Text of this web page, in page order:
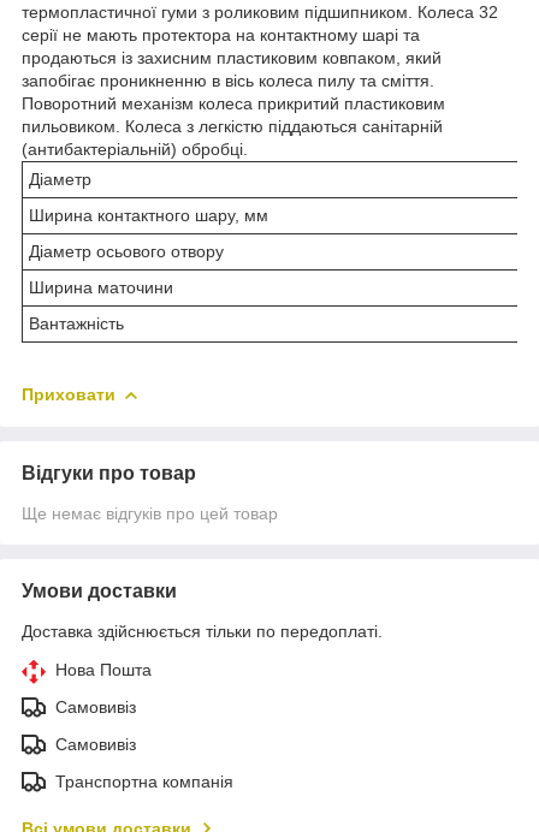
термопластичної гуми з роликовим підшипником. Колеса 32
серії не мають протектора на контактному шарі та
продаються із захисним пластиковим ковпаком, який
запобігає проникненню в вісь колеса пилу та сміття.
Поворотний механізм колеса прикритий пластиковим
пильовиком. Колеса з легкістю піддаються санітарній
(антибактеріальній) обробці.
Діаметр
Ширина контактного шару, мм
Діаметр осьового отвору
Ширина маточини
Вантажність
Приховати
Відгуки про товар
Ще немає відгуків про цей товар
Умови доставки
Доставка здійснюється тільки по передоплаті.
Нова Пошта
Самовивіз
Самовивіз
Транспортна компанія
Всі умови доставки